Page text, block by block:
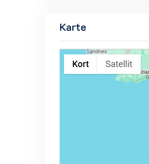
Karte